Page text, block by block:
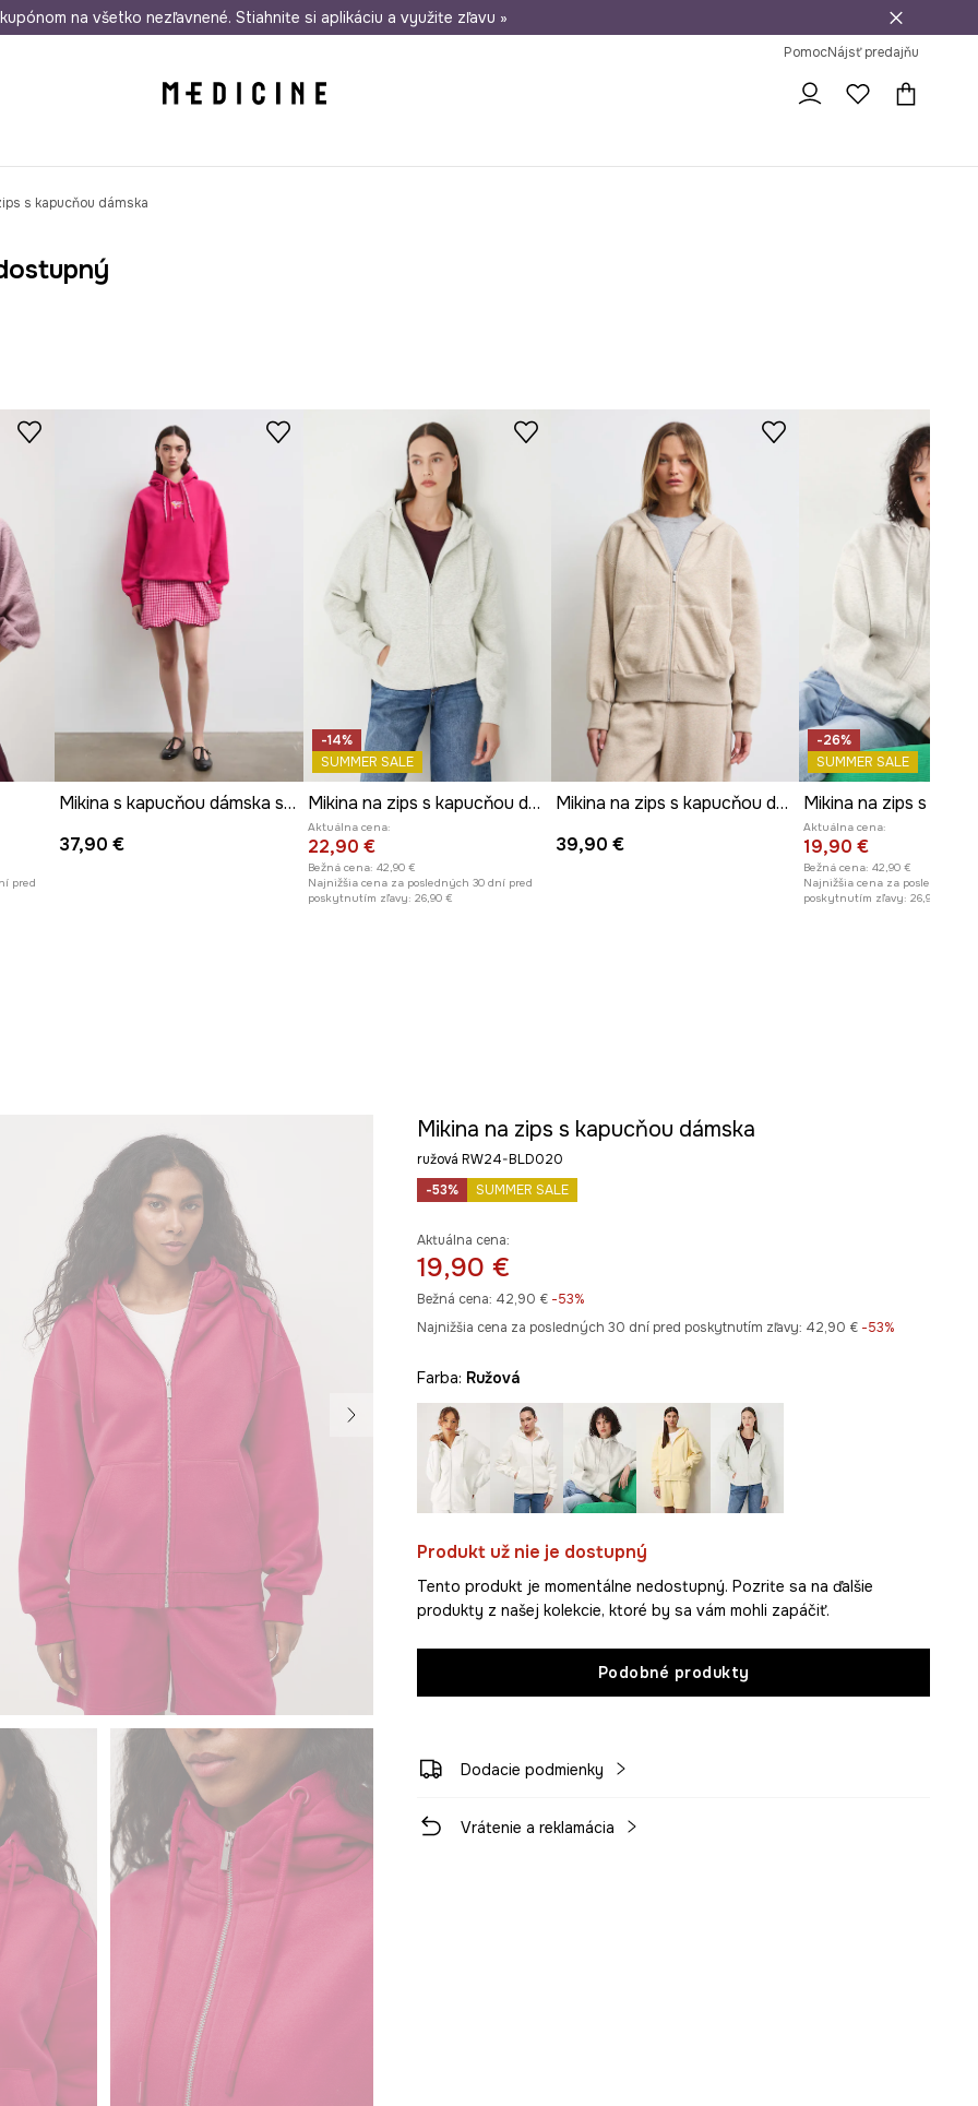
od 50 € Odoslanie aj do 24 hodín 30 dní na vrátenie tovaru
kupónom na všetko nezľavnené. Stiahnite si aplikáciu a využite zľavu »
PomocNájsť predajňu
s kapucňou dámska
pred
Mikina s kapucňou dámska so zvieracím motívom
37,90 €
-14%
SUMMER SALE
Mikina na zips s kapucňou dámska
Aktuálna cena:
22,90 €
Bežná cena: 42,90 €
Najnižšia cena za posledných 30 dní pred
poskytnutím zľavy: 26,90 €
Mikina na zips s kapucňou dámska s bavlnou z melanžového materiálu
39,90 €
-26%
SUMMER SALE
Aktuálna cena:
19,90 €
Bežná cena: 42,90 €
Najnižšia cena za posledných
poskytnutím zľavy: 26,90 €
Mikina na zips s kapucňou dámska
ružová RW24-BLD020
-53%
SUMMER SALE
Aktuálna cena:
19,90 €
Bežná cena: 42,90 €-53%
Najnižšia cena za posledných 30 dní pred poskytnutím zľavy: 42,90 € -53%
Farba: ružová
Produkt už nie je dostupný
Tento produkt je momentálne nedostupný. Pozrite sa na ďalšie
produkty z našej kolekcie, ktoré by sa vám mohli zapáčiť.
Podobné produkty
Dodacie podmienky
Vrátenie a reklamácia